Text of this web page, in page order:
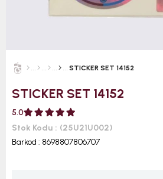
STICKER SET 14152
STICKER SET 14152
5.0
Stok Kodu
(25U21U002)
Barkod : 8698807806707